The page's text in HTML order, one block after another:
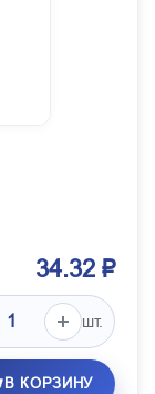
34.32 ₽
шт.
В КОРЗИНУ